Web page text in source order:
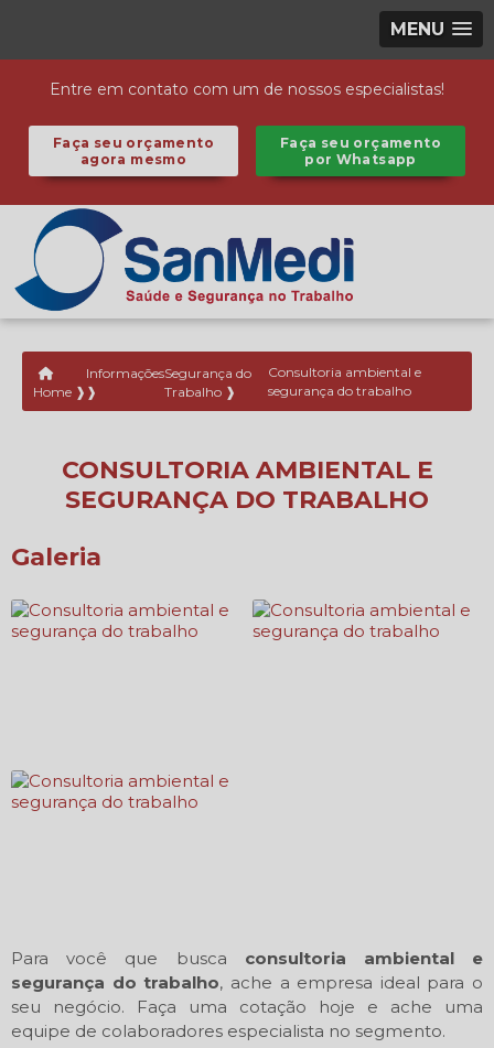
MENU
Entre em contato com um de nossos especialistas!
Faça seu orçamento
agora mesmo
Faça seu orçamento
por Whatsapp
Home ❱
Informações
❱
Segurança do
Trabalho ❱
Consultoria ambiental e
segurança do trabalho
CONSULTORIA AMBIENTAL E
SEGURANÇA DO TRABALHO
Galeria
Para você que busca consultoria ambiental e
segurança do trabalho, ache a empresa ideal para o
seu negócio. Faça uma cotação hoje e ache uma
equipe de colaboradores especialista no segmento.